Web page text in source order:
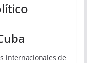
internacionales de